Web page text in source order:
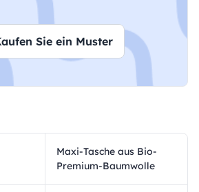
Sie ein Muster
Maxi-Tasche aus Bio-
Premium-Baumwolle